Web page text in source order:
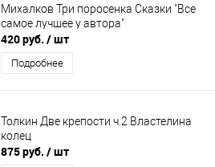
Михалков Три поросенка Сказки "Все
самое лучшее у автора"
420 руб. / шт
Подробнее
Толкин Две крепости ч.2 Властелина
колец
875 руб. / шт